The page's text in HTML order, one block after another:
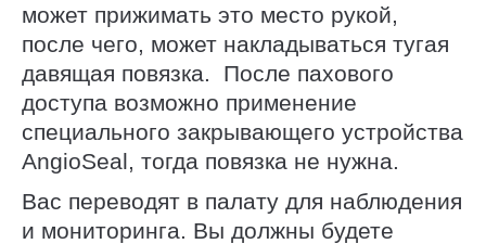
может прижимать это место рукой,
после чего, может накладываться тугая
давящая повязка. После пахового
доступа возможно применение
специального закрывающего устройства
AngioSeal, тогда повязка не нужна.
Вас переводят в палату для наблюдения
и мониторинга. Вы должны будете